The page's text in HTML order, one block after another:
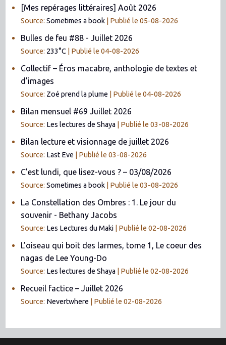
[Mes repérages littéraires] Août 2026
Source:Sometimes a book Publié le 05-08-2026
Bulles de feu #88 - Juillet 2026
Source: 233°C Publié le 04-08-2026
Collectif – Éros macabre, anthologie de textes et
d’images
Source: Zoé prend la plume Publié le 04-08-2026
Bilan mensuel #69 Juillet 2026
Source: Les lectures de Shaya Publié le 03-08-2026
Bilan lecture et visionnage de juillet 2026
Source: Last Eve Publié le 03-08-2026
C’est lundi, que lisez-vous ? – 03/08/2026
Source:Sometimes a book Publié le 03-08-2026
La Constellation des Ombres : 1. Le jour du
souvenir - Bethany Jacobs
Source: Les Lectures du Maki Publié le 02-08-2026
L’oiseau qui boit des larmes, tome 1, Le coeur des
nagas de Lee Young-Do
Source: Les lectures de Shaya Publié le 02-08-2026
Recueil factice – Juillet 2026
Source: Nevertwhere Publié le 02-08-2026